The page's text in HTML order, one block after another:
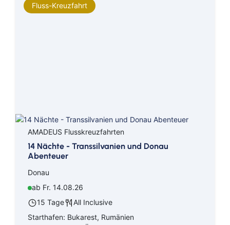
Fluss-Kreuzfahrt
AMADEUS Flusskreuzfahrten
14 Nächte - Transsilvanien und Donau
Abenteuer
Donau
ab Fr. 14.08.26
15 Tage
All Inclusive
Starthafen: Bukarest, Rumänien